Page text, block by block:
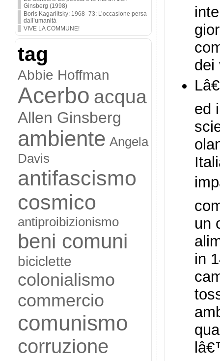
Ginsberg (1998)
Boris Kagarlitsky: 1968–73: L’occasione persa
dall’umanità
VIVE LA COMMUNE!
tag
Abbie Hoffman
Acerbo acqua
Allen Ginsberg
ambiente Angela
Davis
antifascismo
cosmico
antiproibizionismo
beni comuni
biciclette
colonialismo
commercio
comunismo
corruzione
dei
ed
un
in